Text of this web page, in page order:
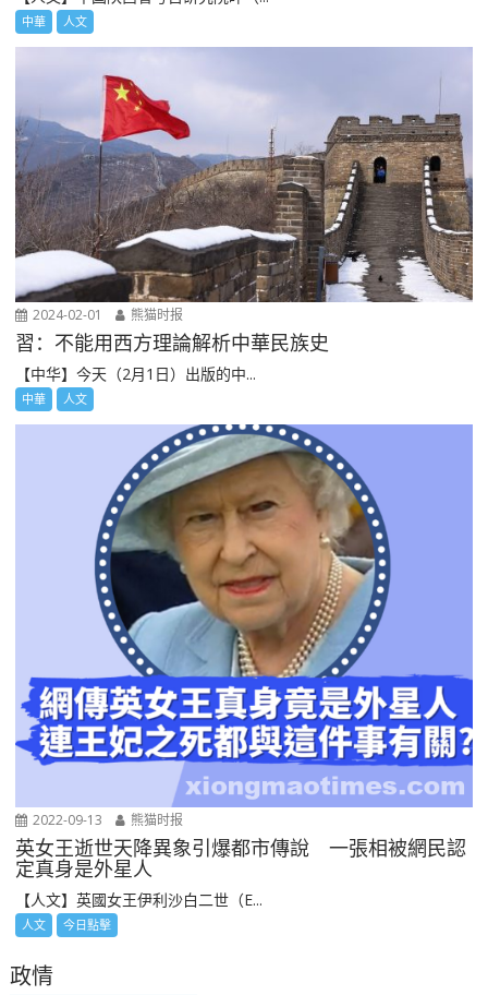
中華 人文
2024-02-01 熊猫时报
習：不能用西方理論解析中華民族史
【中华】今天（2月1日）出版的中...
中華 人文
2022-09-13 熊猫时报
英女王逝世天降異象引爆都市傳說 一張相被網民認
定真身是外星人
【人文】英國女王伊利沙白二世（E...
人文 今日點擊
政情